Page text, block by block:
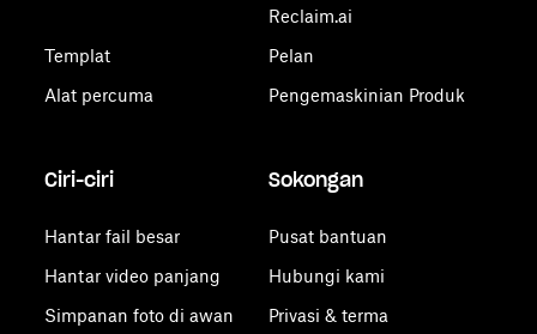
Templat
Alat percuma
Reclaim.ai
Pelan
Pengemaskinian Produk
Ciri-ciri
Hantar fail besar
Hantar video panjang
Simpanan foto di awan
Sokongan
Pusat bantuan
Hubungi kami
Privasi & terma